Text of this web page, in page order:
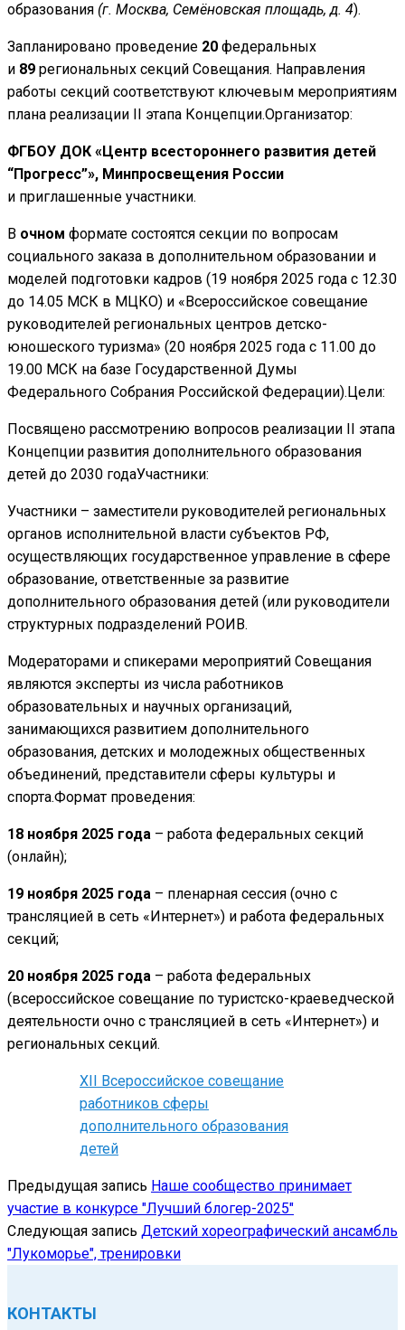
образования (г. Москва, Семёновская площадь, д. 4).
Запланировано проведение 20 федеральных
и 89 региональных секций Совещания. Направления
работы секций соответствуют ключевым мероприятиям
плана реализации II этапа Концепции.Организатор:
ФГБОУ ДОК «Центр всестороннего развития детей
“Прогресс”», Минпросвещения России
и приглашенные участники.
В очном формате состоятся секции по вопросам
социального заказа в дополнительном образовании и
моделей подготовки кадров (19 ноября 2025 года с 12.30
до 14.05 МСК в МЦКО) и «Всероссийское совещание
руководителей региональных центров детско-
юношеского туризма» (20 ноября 2025 года с 11.00 до
19.00 МСК на базе Государственной Думы
Федерального Собрания Российской Федерации).Цели:
Посвящено рассмотрению вопросов реализации II этапа
Концепции развития дополнительного образования
детей до 2030 годаУчастники:
Участники – заместители руководителей региональных
органов исполнительной власти субъектов РФ,
осуществляющих государственное управление в сфере
образование, ответственные за развитие
дополнительного образования детей (или руководители
структурных подразделений РОИВ.
Модераторами и спикерами мероприятий Совещания
являются эксперты из числа работников
образовательных и научных организаций,
занимающихся развитием дополнительного
образования, детских и молодежных общественных
объединений, представители сферы культуры и
спорта.Формат проведения:
18 ноября 2025 года – работа федеральных секций
(онлайн);
19 ноября 2025 года – пленарная сессия (очно с
трансляцией в сеть «Интернет») и работа федеральных
секций;
20 ноября 2025 года – работа федеральных
(всероссийское совещание по туристско-краеведческой
деятельности очно с трансляцией в сеть «Интернет») и
региональных секций.
XII Всероссийское совещание
работников сферы
дополнительного образования
детей
Предыдущая запись Наше сообщество принимает
участие в конкурсе "Лучший блогер-2025"
Следующая запись Детский хореографический ансамбль
"Лукоморье", тренировки
КОНТАКТЫ